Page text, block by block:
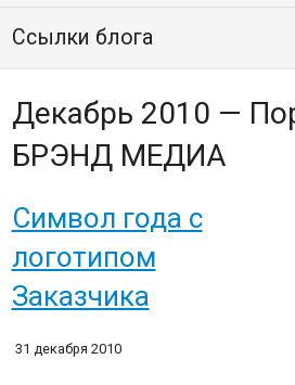
Ссылки блога
Декабрь 2010 —
БРЭНД МЕДИА
Символ года с
логотипом
Заказчика
31 декабря 2010